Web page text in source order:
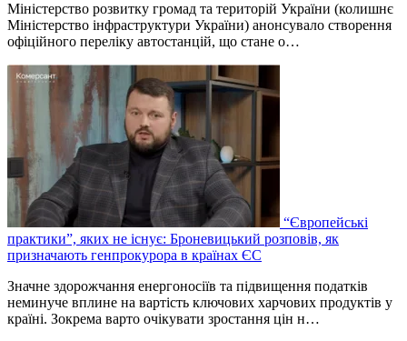
Міністерство розвитку громад та територій України (колишнє
Міністерство інфраструктури України) анонсувало створення
офіційного переліку автостанцій, що стане о…
“Європейські
практики”, яких не існує: Броневицький розповів, як
призначають генпрокурора в країнах ЄС
Значне здорожчання енергоносіїв та підвищення податків
неминуче вплине на вартість ключових харчових продуктів у
країні. Зокрема варто очікувати зростання цін н…